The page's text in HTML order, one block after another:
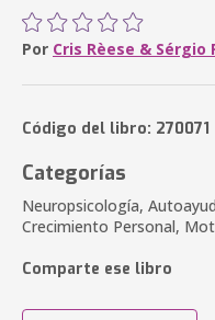
Por Cris Rèese & Sérgio
Código del libro: 270071
Categorías
Neuropsicología,
Crecimiento Personal,
Comparte ese libro